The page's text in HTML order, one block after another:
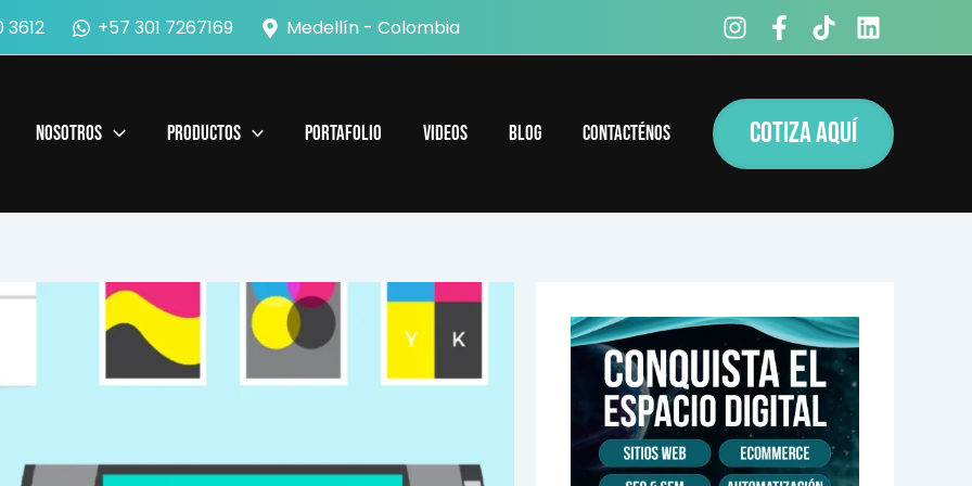
+57 301 7267169 Medellín - Colombia
Nosotros Productos Portafolio Videos Blog Contacténos COTIZA AQUÍ